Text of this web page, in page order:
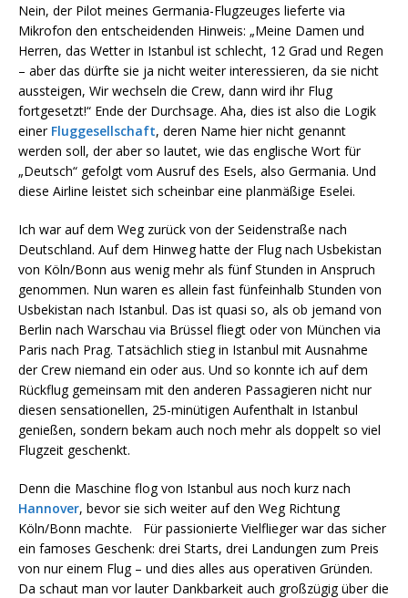
Nein, der Pilot meines Germania-Flugzeuges lieferte via
Mikrofon den entscheidenden Hinweis: „Meine Damen und
Herren, das Wetter in Istanbul ist schlecht, 12 Grad und Regen
– aber das dürfte sie ja nicht weiter interessieren, da sie nicht
aussteigen, Wir wechseln die Crew, dann wird ihr Flug
fortgesetzt!“ Ende der Durchsage. Aha, dies ist also die Logik
einer Fluggesellschaft, deren Name hier nicht genannt
werden soll, der aber so lautet, wie das englische Wort für
„Deutsch“ gefolgt vom Ausruf des Esels, also Germania. Und
diese Airline leistet sich scheinbar eine planmäßige Eselei.
Ich war auf dem Weg zurück von der Seidenstraße nach
Deutschland. Auf dem Hinweg hatte der Flug nach Usbekistan
von Köln/Bonn aus wenig mehr als fünf Stunden in Anspruch
genommen. Nun waren es allein fast fünfeinhalb Stunden von
Usbekistan nach Istanbul. Das ist quasi so, als ob jemand von
Berlin nach Warschau via Brüssel fliegt oder von München via
Paris nach Prag. Tatsächlich stieg in Istanbul mit Ausnahme
der Crew niemand ein oder aus. Und so konnte ich auf dem
Rückflug gemeinsam mit den anderen Passagieren nicht nur
diesen sensationellen, 25-minütigen Aufenthalt in Istanbul
genießen, sondern bekam auch noch mehr als doppelt so viel
Flugzeit geschenkt.
Denn die Maschine flog von Istanbul aus noch kurz nach
Hannover, bevor sie sich weiter auf den Weg Richtung
Köln/Bonn machte. Für passionierte Vielflieger war das sicher
ein famoses Geschenk: drei Starts, drei Landungen zum Preis
von nur einem Flug – und dies alles aus operativen Gründen.
Da schaut man vor lauter Dankbarkeit auch großzügig über die